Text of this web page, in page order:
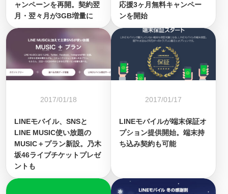
ャンペーンを再開。契約翌
月・翌々月が3GB増量に
応援3ヶ月無料キャンペー
ンを開始
2017/01/18
LINEモバイル、SNSと
LINE MUSIC使い放題の
MUSIC＋プラン新設。乃木
坂46ライブチケットプレゼ
ントも
2017/01/17
LINEモバイルが端末保証オ
プション提供開始。端末持
ち込み契約も可能